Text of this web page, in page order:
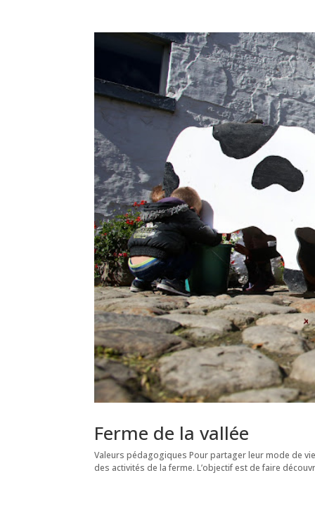
Ferme de la vallée
Valeurs pédagogiques Pour partager leur mode de
des activités de la ferme. L’objectif est de faire